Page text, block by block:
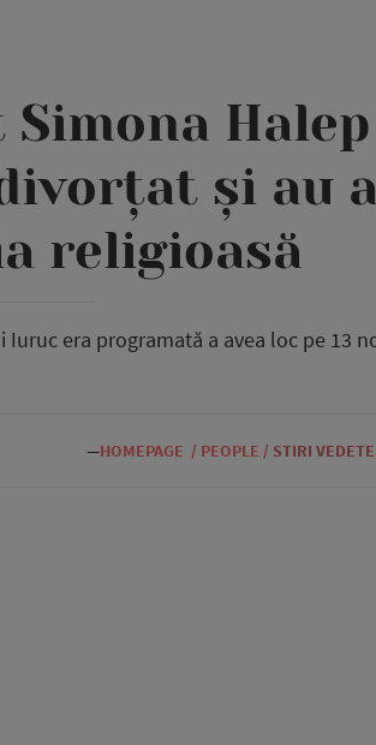
și au
religioasă
era programată a avea loc pe 13
—HOMEPAGE / PEOPLE / STIRI VEDETE